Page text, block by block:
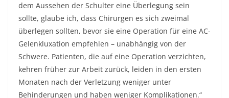
dem Aussehen der Schulter eine Überlegung sein
sollte, glaube ich, dass Chirurgen es sich zweimal
überlegen sollten, bevor sie eine Operation für eine AC-
Gelenkluxation empfehlen – unabhängig von der
Schwere. Patienten, die auf eine Operation verzichten,
kehren früher zur Arbeit zurück, leiden in den ersten
Monaten nach der Verletzung weniger unter
Behinderungen und haben weniger Komplikationen.“